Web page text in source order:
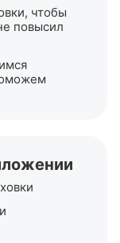
чтобы
повысил